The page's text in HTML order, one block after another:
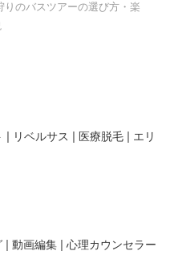
りのバスツアーの選び方・楽
| リベルサス | 医療脱毛 | エリ
| 動画編集 | 心理カウンセラー